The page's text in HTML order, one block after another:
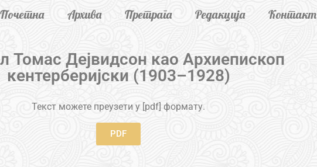
Почетна Архива Претрага Редакција Контакт
Томас Дејвидсон као Архиепископ
кентерберијски (1903–1928)
Текст можете преузети у [pdf] формату.
PDF